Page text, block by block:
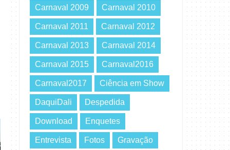
Carnaval 2009 Carnaval 2010
Carnaval 2011 Carnaval 2012
Carnaval 2013 Carnaval 2014
Carnaval 2015 Carnaval2016
Carnaval2017 Ciência em Show
DaquiDali Despedida
Download Enquetes
Entrevista Fotos Gravação